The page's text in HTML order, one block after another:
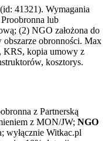
41321). Wymagania
lub
(2) NGO założona do
obszarze obronności. Max
KRS, kopia umowy z
kosztorys.
z Partnerską
z MON/JW; NGO
wyłącznie Witkac.pl